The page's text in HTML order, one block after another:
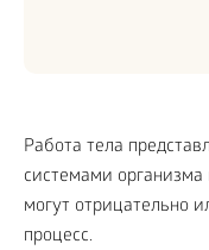
Работа тела
системами
могут отрицательно
процесс.